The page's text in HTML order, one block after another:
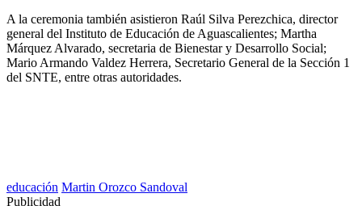
A la ceremonia también asistieron Raúl Silva Perezchica, director
general del Instituto de Educación de Aguascalientes; Martha
Márquez Alvarado, secretaria de Bienestar y Desarrollo Social;
Mario Armando Valdez Herrera, Secretario General de la Sección 1
del SNTE, entre otras autoridades.
educación Martin Orozco Sandoval
Publicidad